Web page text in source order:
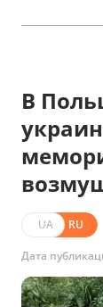
В
UA RU
Дата